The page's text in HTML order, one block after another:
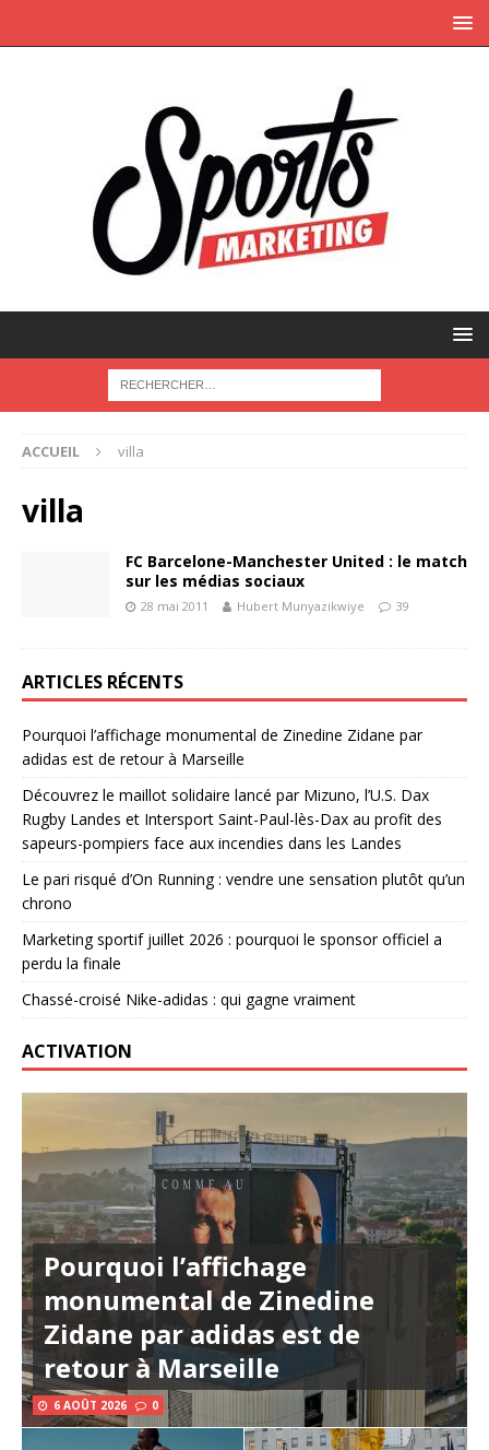
ACCUEIL villa
villa
FC Barcelone-Manchester United : le match
sur les médias sociaux
28 mai 2011 Hubert Munyazikwiye 39
ARTICLES RÉCENTS
Pourquoi l’affichage monumental de Zinedine Zidane par
adidas est de retour à Marseille
Découvrez le maillot solidaire lancé par Mizuno, l’U.S. Dax
Rugby Landes et Intersport Saint-Paul-lès-Dax au profit des
sapeurs-pompiers face aux incendies dans les Landes
Le pari risqué d’On Running : vendre une sensation plutôt qu’un
chrono
Marketing sportif juillet 2026 : pourquoi le sponsor officiel a
perdu la finale
Chassé-croisé Nike-adidas : qui gagne vraiment
ACTIVATION
Pourquoi l’affichage
monumental de Zinedine
Zidane par adidas est de
retour à Marseille
6 AOÛT 2026 0